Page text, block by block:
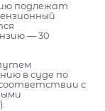
подлежат
— 30
в суде по
с